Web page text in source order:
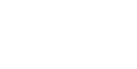
più chiari; e
valido motivo.
apportiamo una modifica
che potrebbe essere